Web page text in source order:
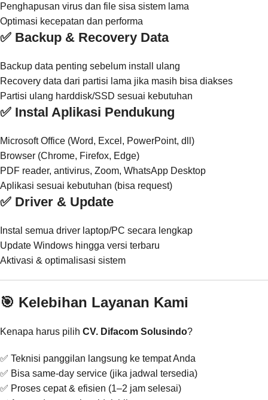
Penghapusan virus dan file sisa sistem lama
Optimasi kecepatan dan performa
✅ Backup & Recovery Data
Backup data penting sebelum install ulang
Recovery data dari partisi lama jika masih bisa diakses
Partisi ulang harddisk/SSD sesuai kebutuhan
✅ Instal Aplikasi Pendukung
Microsoft Office (Word, Excel, PowerPoint, dll)
Browser (Chrome, Firefox, Edge)
PDF reader, antivirus, Zoom, WhatsApp Desktop
Aplikasi sesuai kebutuhan (bisa request)
✅ Driver & Update
Instal semua driver laptop/PC secara lengkap
Update Windows hingga versi terbaru
Aktivasi & optimalisasi sistem
🎯 Kelebihan Layanan Kami
Kenapa harus pilih CV. Difacom Solusindo?
✅ Teknisi panggilan langsung ke tempat Anda
✅ Bisa same-day service (jika jadwal tersedia)
✅ Proses cepat & efisien (1–2 jam selesai)